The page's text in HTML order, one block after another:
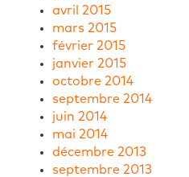
avril 2015
mars 2015
février 2015
janvier 2015
octobre 2014
septembre 2014
juin 2014
mai 2014
décembre 2013
septembre 2013